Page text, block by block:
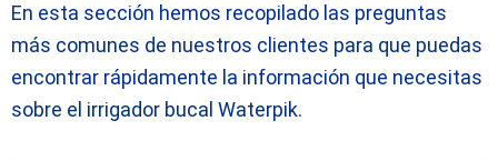
En esta sección hemos recopilado las preguntas
más comunes de nuestros clientes para que puedas
encontrar rápidamente la información que necesitas
sobre el irrigador bucal Waterpik.